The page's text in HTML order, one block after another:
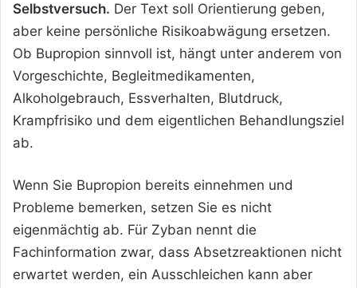
Selbstversuch. Der Text soll Orientierung geben,
aber keine persönliche Risikoabwägung ersetzen.
Ob Bupropion sinnvoll ist, hängt unter anderem von
Vorgeschichte, Begleitmedikamenten,
Alkoholgebrauch, Essverhalten, Blutdruck,
Krampfrisiko und dem eigentlichen Behandlungsziel
ab.
Wenn Sie Bupropion bereits einnehmen und
Probleme bemerken, setzen Sie es nicht
eigenmächtig ab. Für Zyban nennt die
Fachinformation zwar, dass Absetzreaktionen nicht
erwartet werden, ein Ausschleichen kann aber